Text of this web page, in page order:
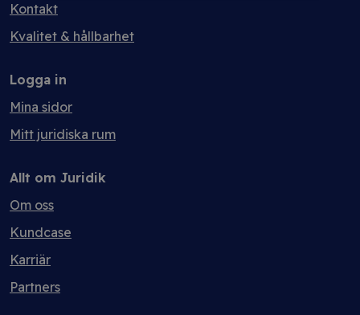
Kontakt
Kvalitet & hållbarhet
Logga in
Mina sidor
Mitt juridiska rum
Allt om Juridik
Om oss
Kundcase
Karriär
Partners